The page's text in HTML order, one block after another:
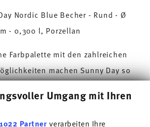
Umgang mit Ihren
Partnerverarbeiten Ihre
Nordic Blue Becher - Rund - Ø
- 0,300 l, Porzellan
Farbpalette mit den zahlreichen
machen Sunny Day so
Koch- und Küchenwelten. Auf